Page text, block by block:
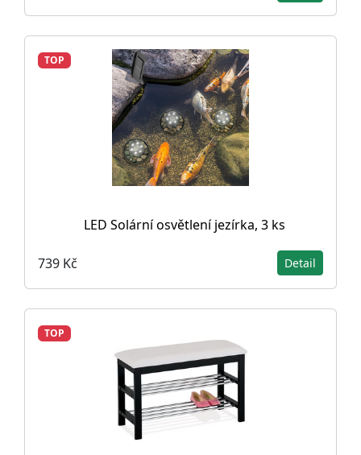
TOP
LED Solární osvětlení jezírka, 3 ks
739 Kč Detail
TOP